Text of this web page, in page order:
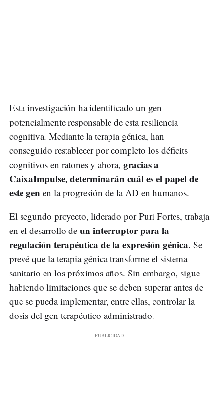
Esta investigación ha identificado un gen
potencialmente responsable de esta resiliencia
cognitiva. Mediante la terapia génica, han
conseguido restablecer por completo los déficits
cognitivos en ratones y ahora, gracias a
CaixaImpulse, determinarán cuál es el papel de
este gen en la progresión de la AD en humanos.
El segundo proyecto, liderado por Puri Fortes, trabaja
en el desarrollo de un interruptor para la
regulación terapéutica de la expresión génica. Se
prevé que la terapia génica transforme el sistema
sanitario en los próximos años. Sin embargo, sigue
habiendo limitaciones que se deben superar antes de
que se pueda implementar, entre ellas, controlar la
dosis del gen terapéutico administrado.